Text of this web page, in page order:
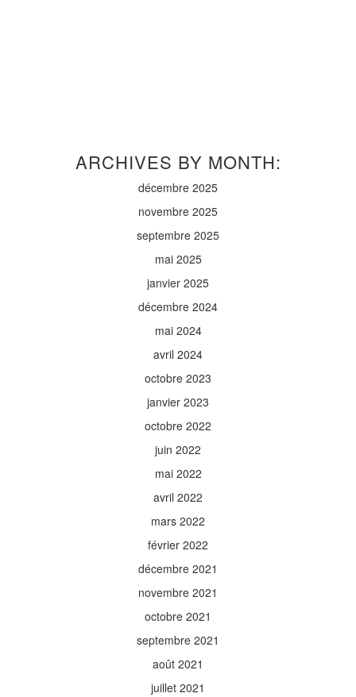
ARCHIVES BY MONTH:
décembre 2025
novembre 2025
septembre 2025
mai 2025
janvier 2025
décembre 2024
mai 2024
avril 2024
octobre 2023
janvier 2023
octobre 2022
juin 2022
mai 2022
avril 2022
mars 2022
février 2022
décembre 2021
novembre 2021
octobre 2021
septembre 2021
août 2021
juillet 2021